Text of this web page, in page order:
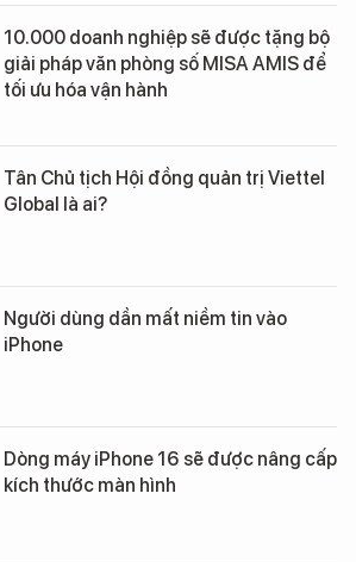
10.000 doanh nghiệp sẽ được tặng bộ
giải pháp văn phòng số MISA AMIS để
tối ưu hóa vận hành
Tân Chủ tịch Hội đồng quản trị Viettel
Global là ai?
Người dùng dần mất niềm tin vào
iPhone
Dòng máy iPhone 16 sẽ được nâng cấp
kích thước màn hình